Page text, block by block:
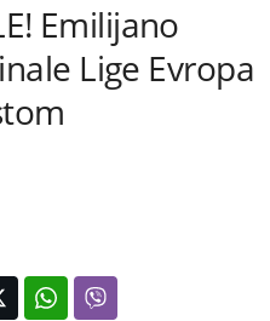
Emilijano
Lige Evropa